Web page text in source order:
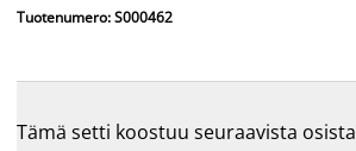
Tuotenumero: S000462
Tämä setti koostuu seuraavista osista